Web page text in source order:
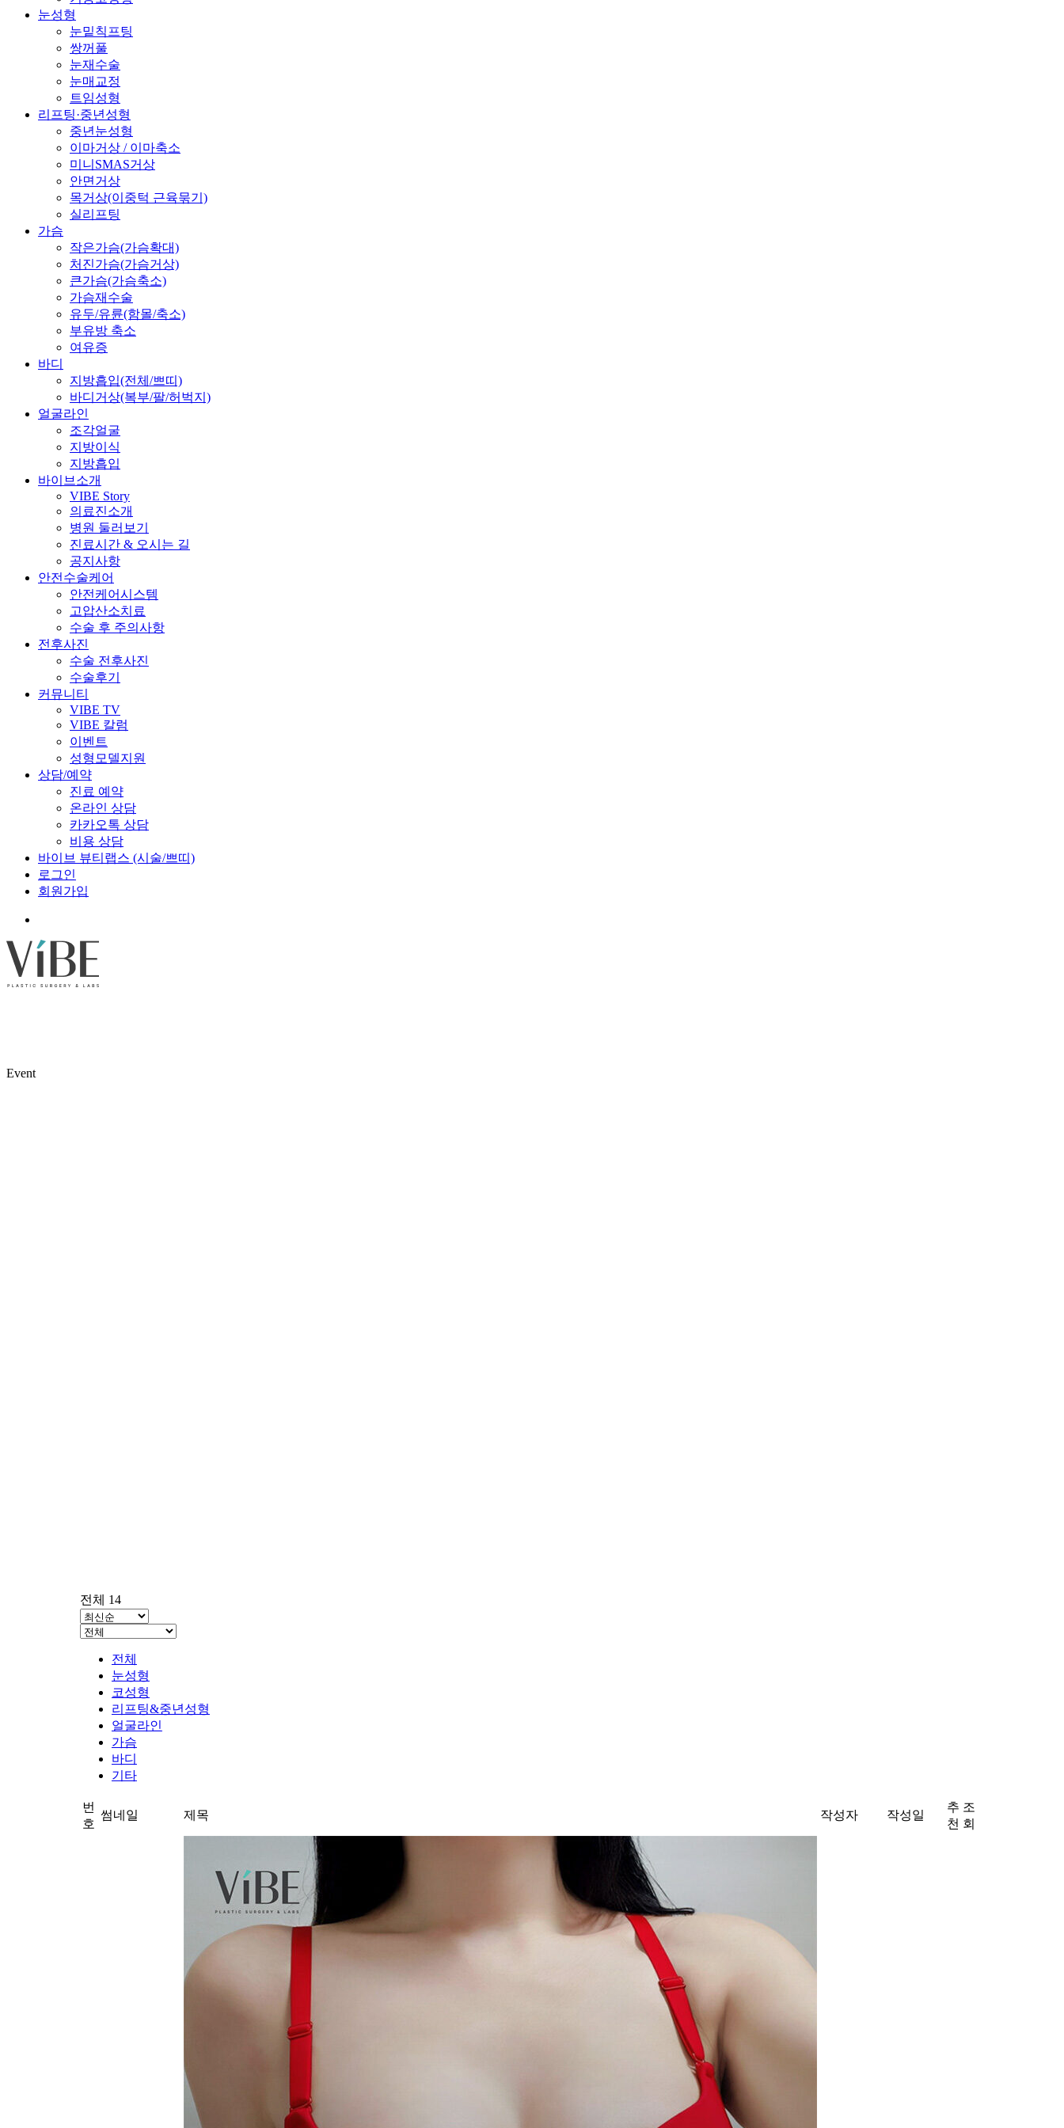
눈성형
눈밑칙프팅
쌍꺼풀
눈재수술
눈매교정
트임성형
리프팅·중년성형
중년눈성형
이마거상 / 이마축소
미니SMAS거상
안면거상
목거상(이중턱 근육묶기)
실리프팅
가슴
작은가슴(가슴확대)
처진가슴(가슴거상)
큰가슴(가슴축소)
가슴재수술
유두/유륜(함몰/축소)
부유방 축소
여유증
바디
지방흡입(전체/쁘띠)
바디거상(복부/팔/허벅지)
얼굴라인
조각얼굴
지방이식
지방흡입
바이브소개
VIBE Story
의료진소개
병원 둘러보기
진료시간 & 오시는 길
공지사항
안전수술케어
안전케어시스템
고압산소치료
수술 후 주의사항
전후사진
수술 전후사진
수술후기
커뮤니티
VIBE TV
VIBE 칼럼
이벤트
성형모델지원
상담/예약
진료 예약
온라인 상담
카카오톡 상담
비용 상담
바이브 뷰티랩스 (시술/쁘띠)
로그인
회원가입
Event
전체 14
전체
눈성형
코성형
리프팅&중년성형
얼굴라인
가슴
바디
기타
번
호
썸네일 제목 작성자 작성일
추
천
조
회